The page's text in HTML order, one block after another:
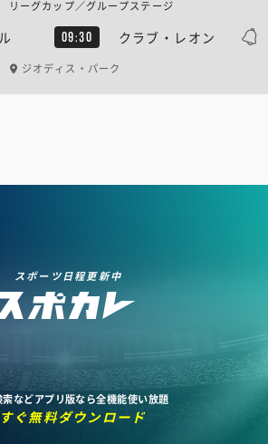
09:30 クラブ・レオン
ーグカップ／グループステージ
ジオディス・パーク
スポーツ日程更新中
索などアプリ版なら全機能使い放題
ぐ無料ダウンロード